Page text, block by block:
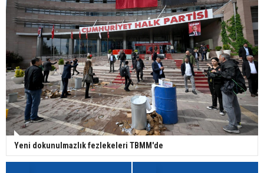
Yeni dokunulmazlık fezlekeleri TBMM'de